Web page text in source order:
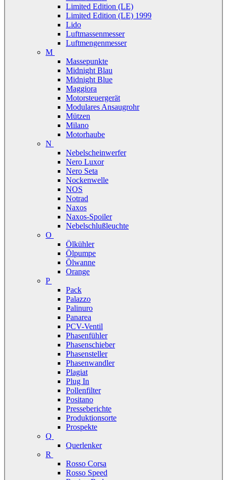
Limited Edition (LE)
Limited Edition (LE) 1999
Lido
Luftmassenmesser
Luftmengenmesser
M
Massepunkte
Midnight Blau
Midnight Blue
Maggiora
Motorsteuergerät
Modulares Ansaugrohr
Mützen
Milano
Motorhaube
N
Nebelscheinwerfer
Nero Luxor
Nero Seta
Nockenwelle
NOS
Notrad
Naxos
Naxos-Spoiler
Nebelschlußleuchte
O
Ölkühler
Ölpumpe
Ölwanne
Orange
P
Pack
Palazzo
Palinuro
Panarea
PCV-Ventil
Phasenfühler
Phasenschieber
Phasensteller
Phasenwandler
Plagiat
Plug In
Pollenfilter
Positano
Presseberichte
Produktionsorte
Prospekte
Q
Querlenker
R
Rosso Corsa
Rosso Speed